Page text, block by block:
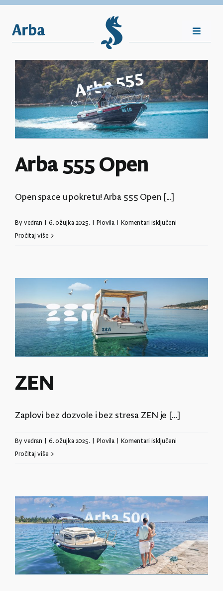
Skip
content
Toggle
Nasljeđe
Vijesti
Plovila
Shop
Kontakt
Arba 555 Open
Open space u pokretu! Arba 555 Open [...]
By vedran 6. ožujka 2025. Plovila Komentari isključeniza
Pročitaj više
ZEN
Zaplovi bez dozvole i bez stresa ZEN je [...]
By vedran 6. ožujka 2025. Plovila Komentari isključeniza
Pročitaj više